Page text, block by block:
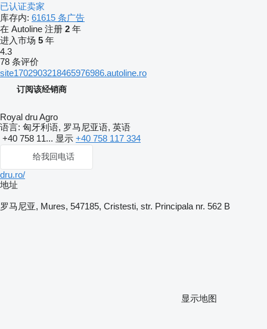
已认证卖家
库存内: 61615 条广告
在 Autoline 注册 2 年
进入市场 5 年
4.3
78 条评价
site1702903218465976986.autoline.ro
订阅该经销商
Royal dru Agro
语言: 匈牙利语, 罗马尼亚语, 英语
+40 758 11... 显示 +40 758 117 334
给我回电话
dru.ro/
地址
罗马尼亚, Mures, 547185, Cristesti, str. Principala nr. 562 B
显示地图